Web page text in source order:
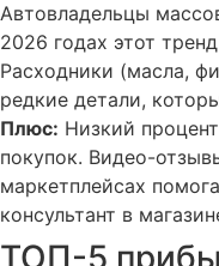
Автовладельцы
2026 годах этот
Расходники (масла,
редкие детали,
Плюс: Низкий
покупок. Видео-
маркетплейсах
консультант в
ТОП-5